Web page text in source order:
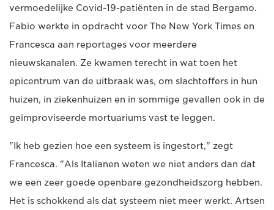
vermoedelijke Covid-19-patiënten in de stad Bergamo.
Fabio werkte in opdracht voor The New York Times en
Francesca aan reportages voor meerdere
nieuwskanalen. Ze kwamen terecht in wat toen het
epicentrum van de uitbraak was, om slachtoffers in hun
huizen, in ziekenhuizen en in sommige gevallen ook in de
geïmproviseerde mortuariums vast te leggen.
"Ik heb gezien hoe een systeem is ingestort," zegt
Francesca. "Als Italianen weten we niet anders dan dat
we een zeer goede openbare gezondheidszorg hebben.
Het is schokkend als dat systeem niet meer werkt. Artsen